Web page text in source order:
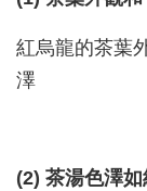
紅烏龍的茶葉
澤
(2) 茶湯色澤